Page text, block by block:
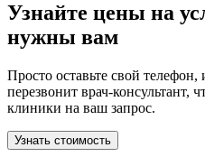
Узнайте цены на
нужны вам
Просто оставьте свой
перезвонит врач-консультант,
клиники на ваш запрос.
Узнать стоимость